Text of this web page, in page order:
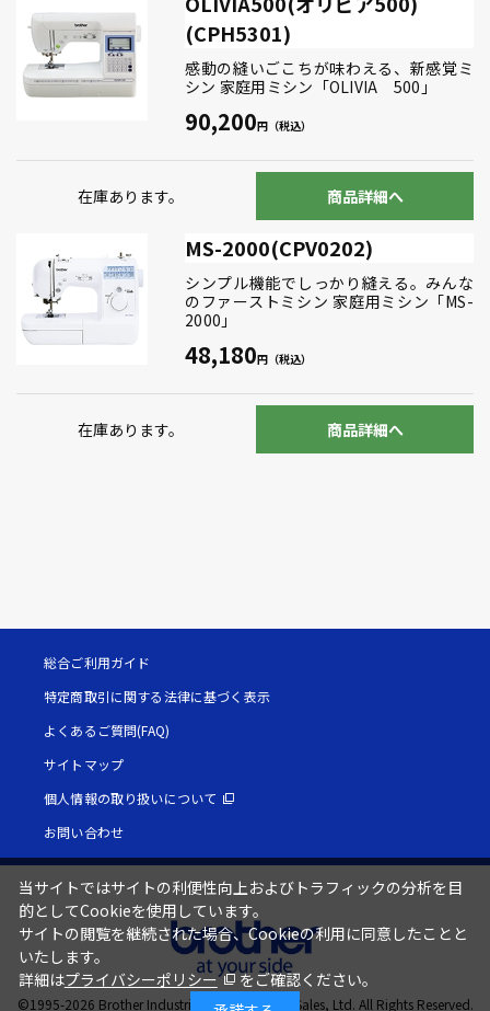
(CPH5301)
感動の縫いごこちが味わえる、新感覚ミ
シン 家庭用ミシン「OLIVIA 500」
90,200
在庫あります。 商品詳細へ
MS-2000(CPV0202)
シンプル機能でしっかり縫える。みんな
のファーストミシン 家庭用ミシン「MS-
2000」
48,180
在庫あります。 商品詳細へ
総合ご利用ガイド
特定商取引に関する法律に基づく表示
よくあるご質問(FAQ)
サイトマップ
個人情報の取り扱いについて
お問い合わせ
©1995-2026 Brother Industries, Ltd. / Brother Sales, Ltd. All Rights Reserved.
当サイトではサイトの利便性向上およびトラフィックの分析を目
的としてCookieを使用しています。
サイトの閲覧を継続された場合、Cookieの利用に同意したことと
いたします。
詳細はプライバシーポリシー
をご確認ください。